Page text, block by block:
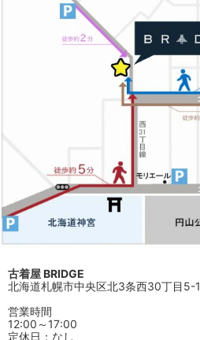
古着屋 BRIDGE
北海道札幌市中央区北3条西30丁目5-1
営業時間
12:00～17:00
定休日：なし